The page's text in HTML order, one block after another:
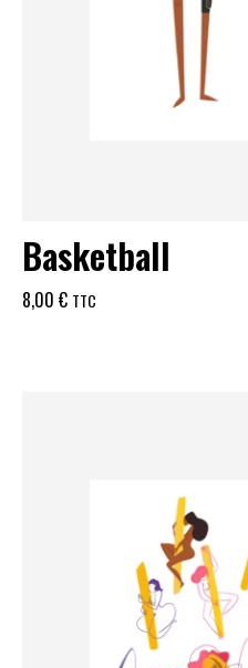
Basketball
8,00 € TTC